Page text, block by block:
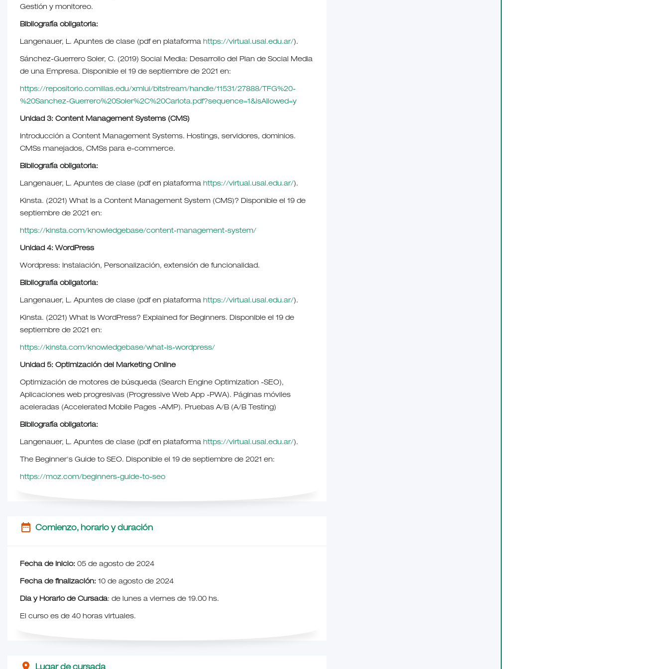
Gestión y monitoreo.
Bibliografía obligatoria:
Langenauer, L. Apuntes de clase (pdf en plataforma https://virtual.usal.edu.ar/).
Sánchez-Guerrero Soler, C. (2019) Social Media: Desarrollo del Plan de Social Media
de una Empresa. Disponible el 19 de septiembre de 2021 en:
https://repositorio.comillas.edu/xmlui/bitstream/handle/11531/27888/TFG%20-
%20Sanchez-Guerrero%20Soler%2C%20Carlota.pdf?sequence=1&isAllowed=y
Unidad 3: Content Management Systems (CMS)
Introducción a Content Management Systems. Hostings, servidores, dominios.
CMSs manejados, CMSs para e-commerce.
Bibliografía obligatoria:
Langenauer, L. Apuntes de clase (pdf en plataforma https://virtual.usal.edu.ar/).
Kinsta. (2021) What Is a Content Management System (CMS)? Disponible el 19 de
septiembre de 2021 en:
https://kinsta.com/knowledgebase/content-management-system/
Unidad 4: WordPress
Wordpress: Instalación, Personalización, extensión de funcionalidad.
Bibliografía obligatoria:
Langenauer, L. Apuntes de clase (pdf en plataforma https://virtual.usal.edu.ar/).
Kinsta. (2021) What Is WordPress? Explained for Beginners. Disponible el 19 de
septiembre de 2021 en:
https://kinsta.com/knowledgebase/what-is-wordpress/
Unidad 5: Optimización del Marketing Online
Optimización de motores de búsqueda (Search Engine Optimization -SEO),
Aplicaciones web progresivas (Progressive Web App -PWA). Páginas móviles
aceleradas (Accelerated Mobile Pages -AMP). Pruebas A/B (A/B Testing)
Bibliografía obligatoria:
Langenauer, L. Apuntes de clase (pdf en plataforma https://virtual.usal.edu.ar/).
The Beginner's Guide to SEO. Disponible el 19 de septiembre de 2021 en:
https://moz.com/beginners-guide-to-seo
date_range Comienzo, horario y duración
Fecha de Inicio: 05 de agosto de 2024
Fecha de finalización: 10 de agosto de 2024
Dia y Horario de Cursada: de lunes a viernes de 19.00 hs.
El curso es de 40 horas virtuales.
place